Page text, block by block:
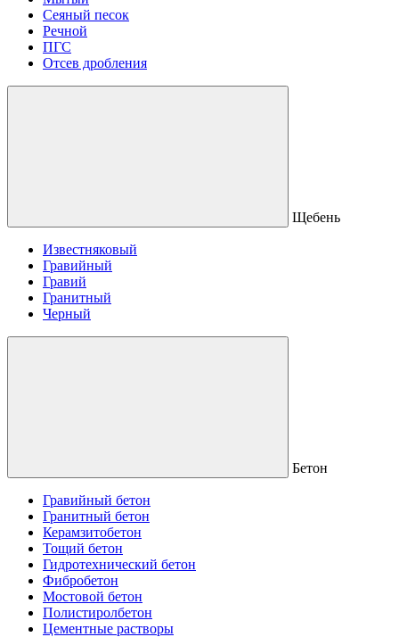
Сеяный песок
Речной
ПГС
Отсев дробления
Щебень
Известняковый
Гравийный
Гравий
Гранитный
Черный
Бетон
Гравийный бетон
Гранитный бетон
Керамзитобетон
Тощий бетон
Гидротехнический бетон
Фибробетон
Мостовой бетон
Полистиролбетон
Цементные растворы